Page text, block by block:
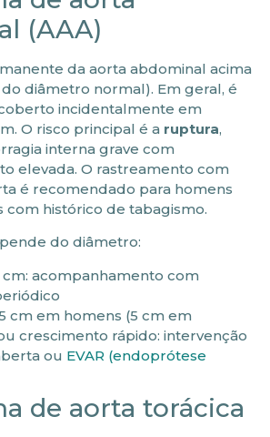
(AAA)
da aorta abdominal acima
diâmetro normal). Em geral, é
incidentalmente em
O risco principal é a ruptura,
interna grave com
elevada. O rastreamento com
é recomendado para homens
com histórico de tabagismo.
do diâmetro:
cm: acompanhamento com
cm em homens (5 cm em
crescimento rápido: intervenção
ou EVAR (endoprótese
de aorta torácica